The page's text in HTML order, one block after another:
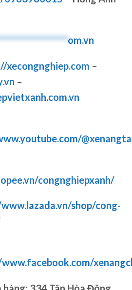
om.vn
xecongnghiep.com –
–
congnghiepxanh/
shop/cong-